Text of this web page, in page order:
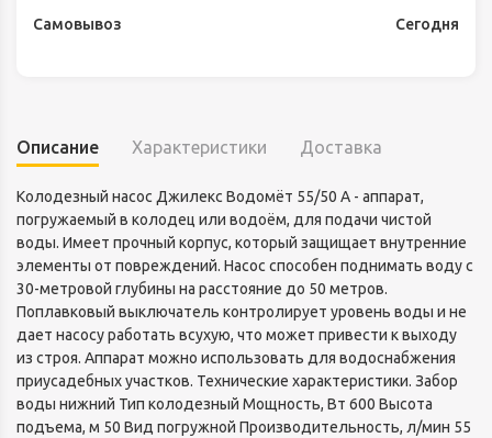
Самовывоз
Сегодня
Описание Характеристики Доставка
Колодезный насос Джилекс Водомёт 55/50 А - аппарат,
погружаемый в колодец или водоём, для подачи чистой
воды. Имеет прочный корпус, который защищает внутренние
элементы от повреждений. Насос способен поднимать воду с
30-метровой глубины на расстояние до 50 метров.
Поплавковый выключатель контролирует уровень воды и не
дает насосу работать всухую, что может привести к выходу
из строя. Аппарат можно использовать для водоснабжения
приусадебных участков. Технические характеристики. Забор
воды нижний Тип колодезный Мощность, Вт 600 Высота
подъема, м 50 Вид погружной Производительность, л/мин 55